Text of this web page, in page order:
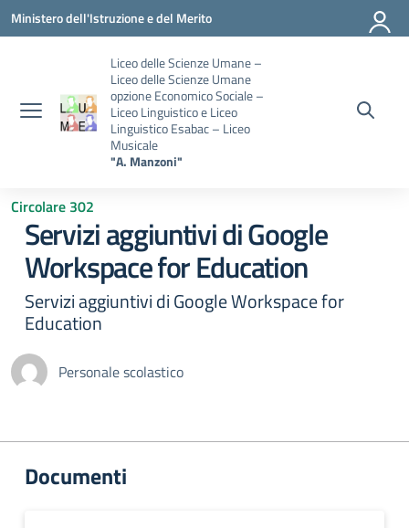
Vai ai contenuti
Vai al menu di navigazione
Vai al footer
Ministero dell'Istruzione e del Merito
Liceo delle Scienze Umane –
Liceo delle Scienze Umane
opzione Economico Sociale –
Liceo Linguistico e Liceo
Linguistico Esabac – Liceo
Musicale
"A. Manzoni"
Circolare 302
Servizi aggiuntivi di Google
Workspace for Education
Servizi aggiuntivi di Google Workspace for
Education
Personale scolastico
Documenti